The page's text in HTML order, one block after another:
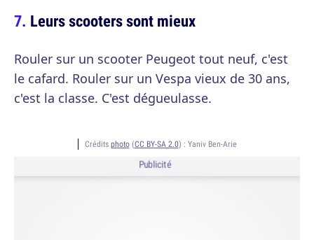
Leurs scooters sont mieux
Rouler sur un scooter Peugeot tout neuf, c'est
le cafard. Rouler sur un Vespa vieux de 30 ans,
c'est la classe. C'est dégueulasse.
Crédits photo(CC BY-SA 2.0) : Yaniv Ben-Arie
Publicité